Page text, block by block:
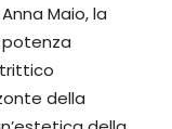
Maio, la
potenza
della